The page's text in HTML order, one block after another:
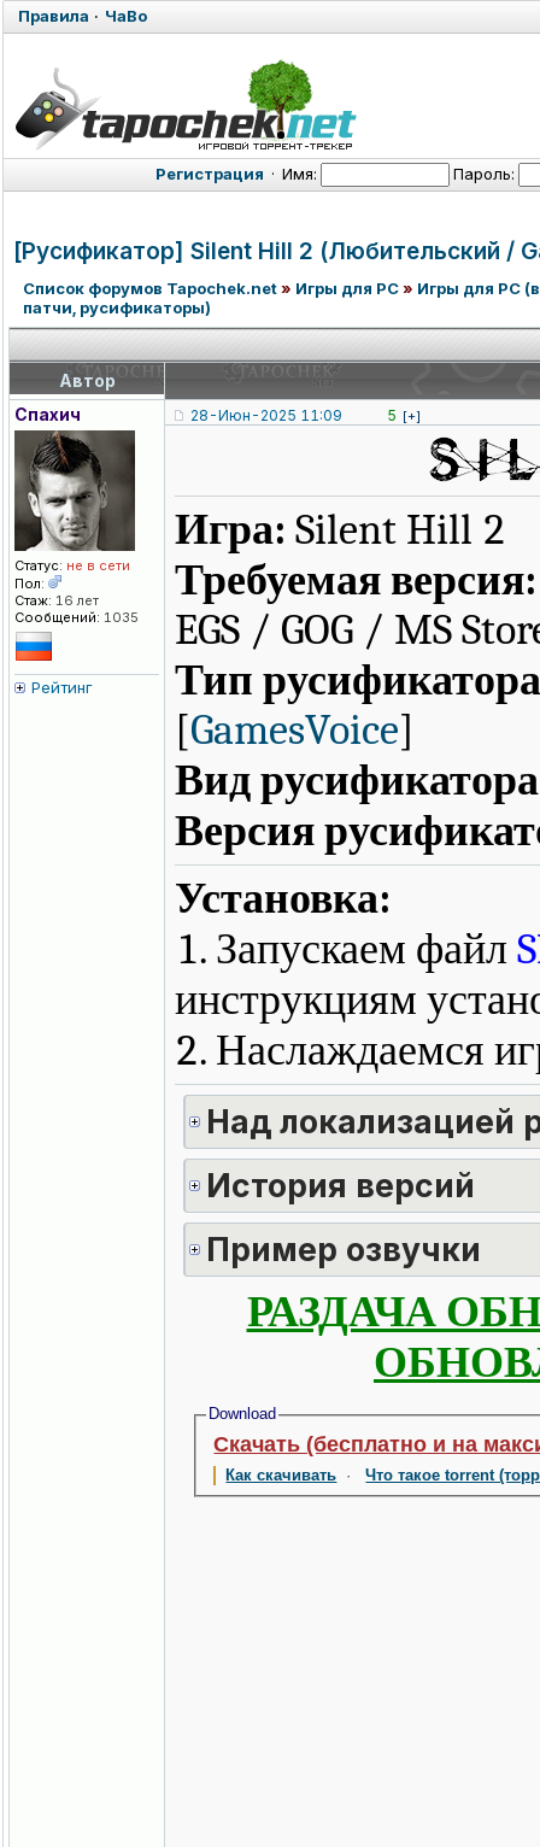
Правила · ЧаВо
Регистрация · Имя: Пароль:
[Русификатор] Silent Hill 2 (Любительский /
Список форумов Tapochek.net» Игры для PC» Игры для PC
патчи, русификаторы)
Автор
Спахич
Статус: не в сети
Пол:
Стаж: 16 лет
Сообщений: 1035
Рейтинг
28-Июн-2025 11:09 5 [+]
Игра: Silent Hill 2
Требуемая версия:
EGS / GOG / MS
Тип
[GamesVoice]
Вид
Версия
Установка:
1. Запускаем файл
инструкциям
2. Наслаждаемся
Над локализацией
История версий
Пример озвучки
РАЗДАЧА
Download
Скачать (бесплатно и на
Как скачивать ·Что такое torrent